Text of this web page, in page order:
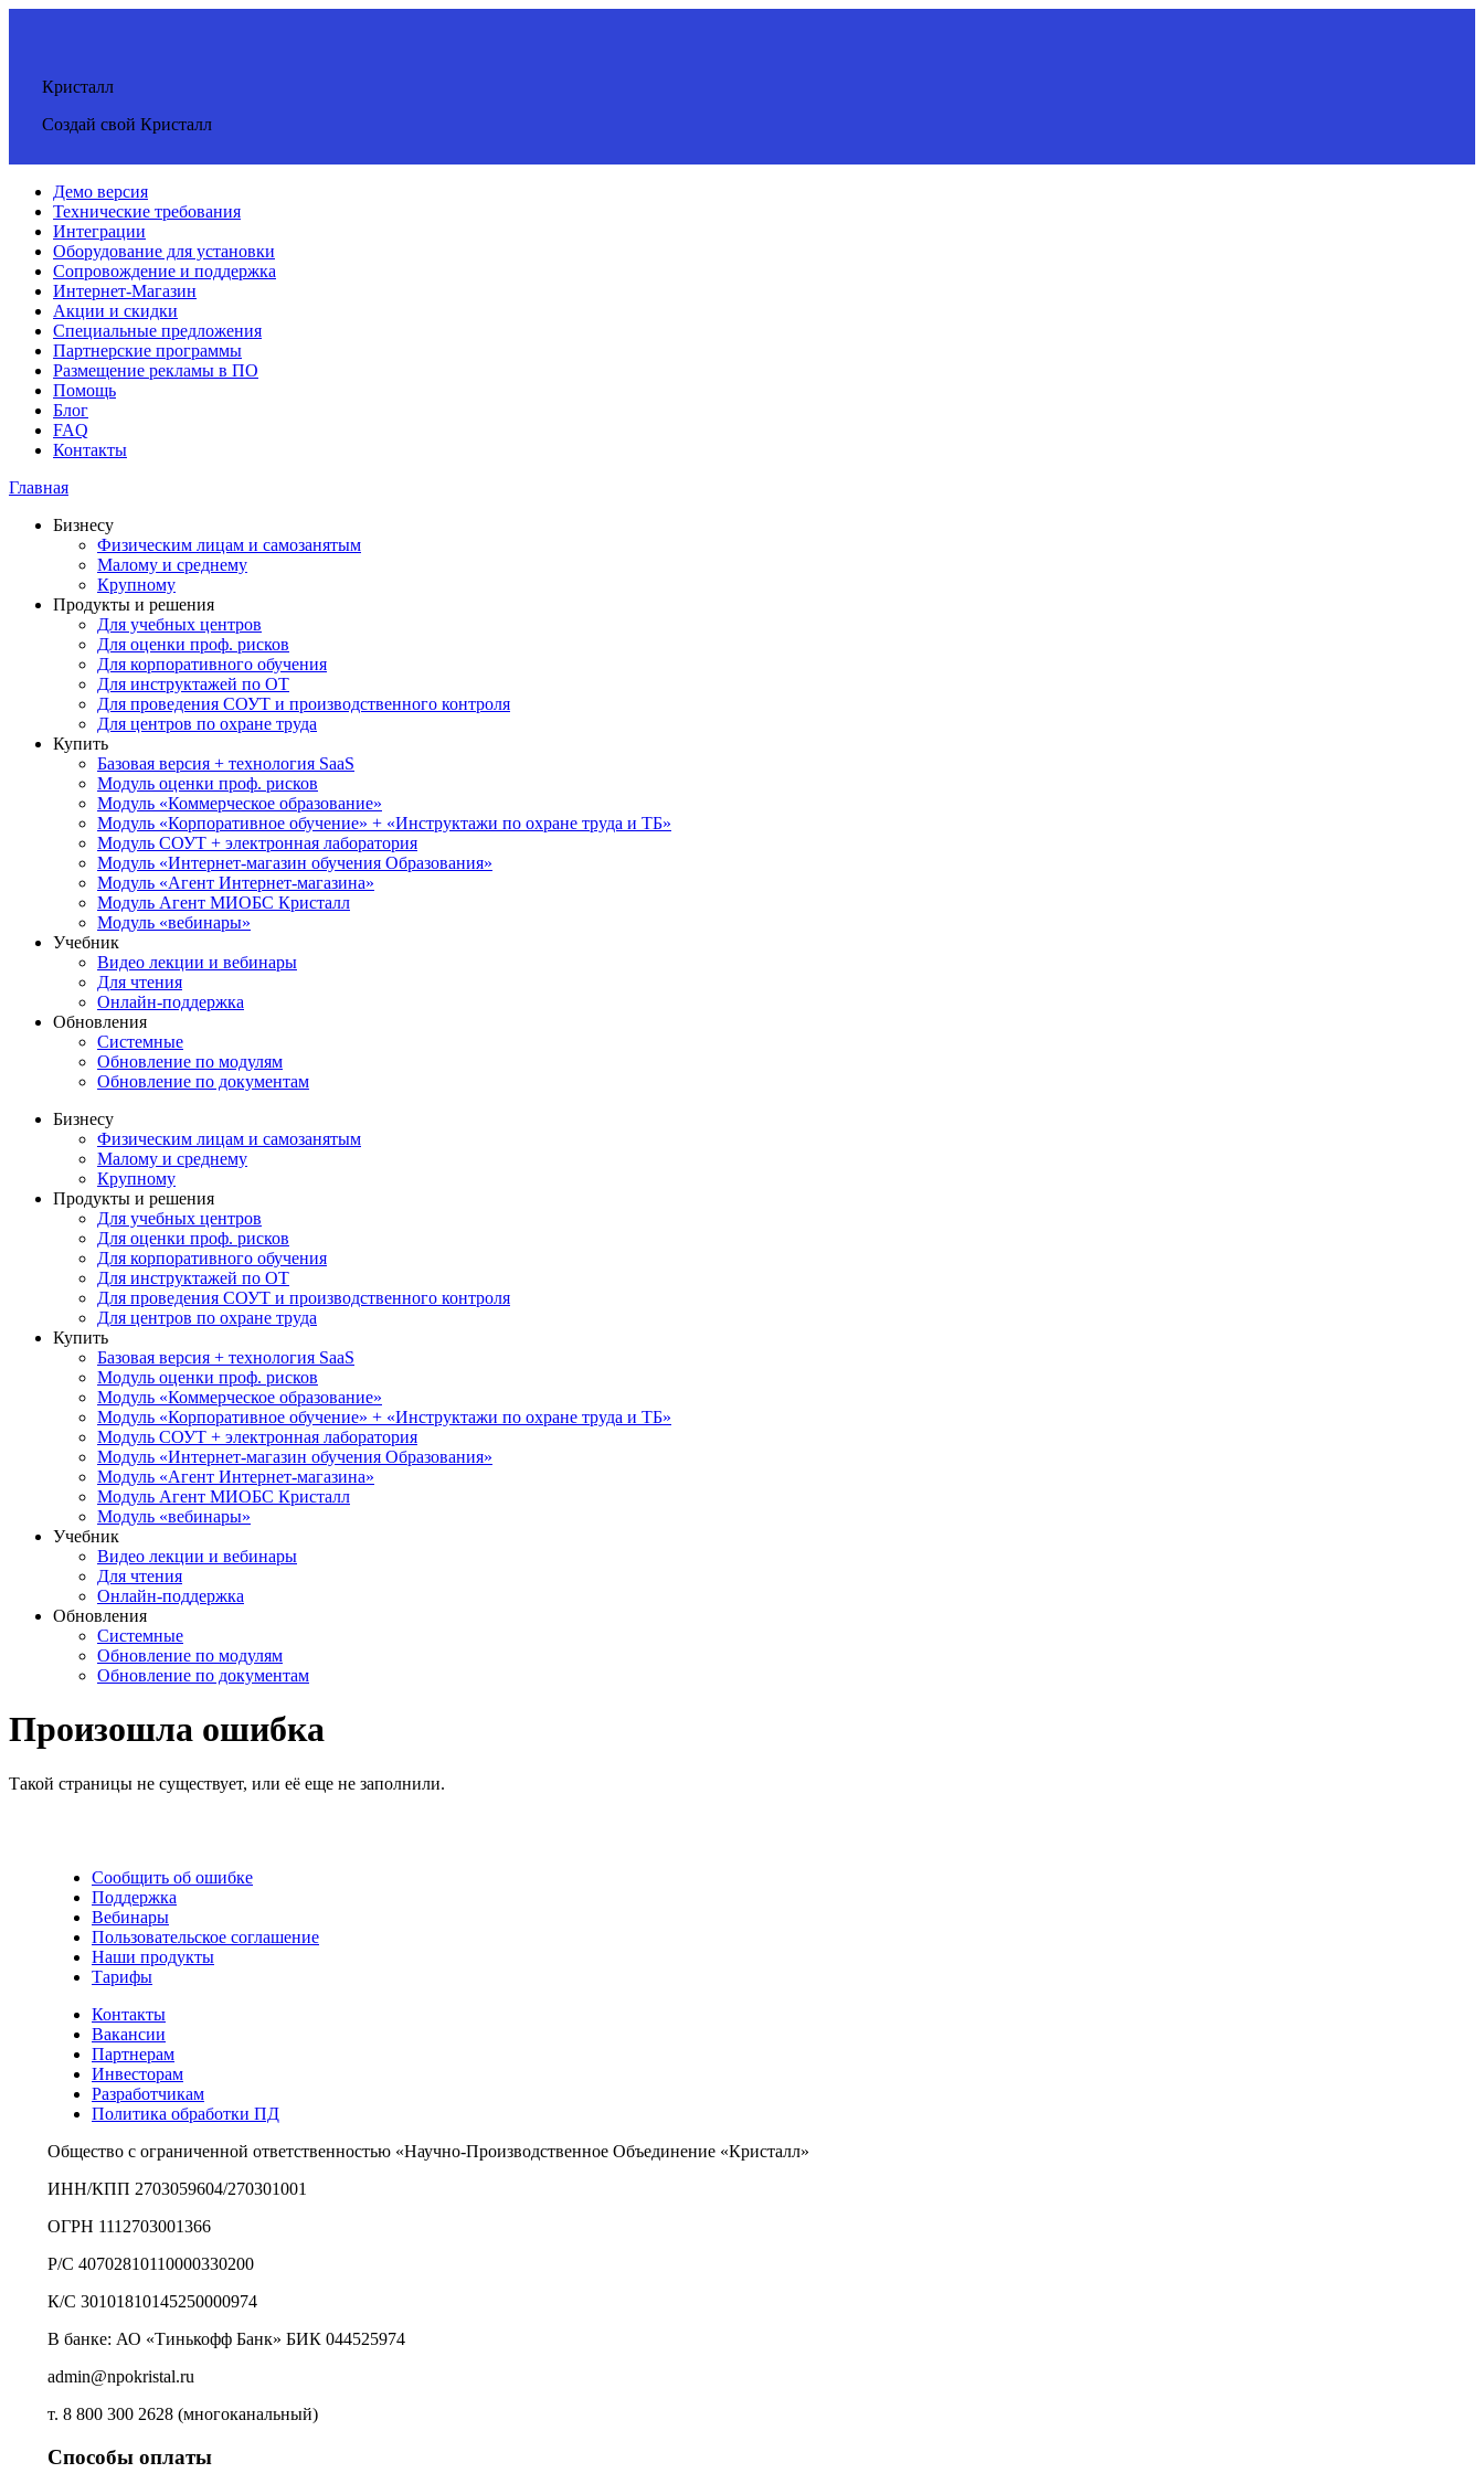
Кристалл
Создай свой Кристалл
Демо версия
Технические требования
Интеграции
Оборудование для установки
Сопровождение и поддержка
Интернет-Магазин
Акции и скидки
Специальные предложения
Партнерские программы
Размещение рекламы в ПО
Помощь
Блог
FAQ
Контакты
Главная
Бизнесу
Физическим лицам и самозанятым
Малому и среднему
Крупному
Продукты и решения
Для учебных центров
Для оценки проф. рисков
Для корпоративного обучения
Для инструктажей по ОТ
Для проведения СОУТ и производственного контроля
Для центров по охране труда
Купить
Базовая версия + технология SaaS
Модуль оценки проф. рисков
Модуль «Коммерческое образование»
Модуль «Корпоративное обучение» + «Инструктажи по охране труда и ТБ»
Модуль СОУТ + электронная лаборатория
Модуль «Интернет-магазин обучения Образования»
Модуль «Агент Интернет-магазина»
Модуль Агент МИОБС Кристалл
Модуль «вебинары»
Учебник
Видео лекции и вебинары
Для чтения
Онлайн-поддержка
Обновления
Системные
Обновление по модулям
Обновление по документам
Бизнесу
Физическим лицам и самозанятым
Малому и среднему
Крупному
Продукты и решения
Для учебных центров
Для оценки проф. рисков
Для корпоративного обучения
Для инструктажей по ОТ
Для проведения СОУТ и производственного контроля
Для центров по охране труда
Купить
Базовая версия + технология SaaS
Модуль оценки проф. рисков
Модуль «Коммерческое образование»
Модуль «Корпоративное обучение» + «Инструктажи по охране труда и ТБ»
Модуль СОУТ + электронная лаборатория
Модуль «Интернет-магазин обучения Образования»
Модуль «Агент Интернет-магазина»
Модуль Агент МИОБС Кристалл
Модуль «вебинары»
Учебник
Видео лекции и вебинары
Для чтения
Онлайн-поддержка
Обновления
Системные
Обновление по модулям
Обновление по документам
Произошла ошибка
Такой страницы не существует, или её еще не заполнили.
Сообщить об ошибке
Поддержка
Вебинары
Пользовательское соглашение
Наши продукты
Тарифы
Контакты
Вакансии
Партнерам
Инвесторам
Разработчикам
Политика обработки ПД
Общество с ограниченной ответственностью «Научно-Производственное Объединение «Кристалл»
ИНН/КПП 2703059604/270301001
ОГРН 1112703001366
Р/С 40702810110000330200
К/С 30101810145250000974
В банке: АО «Тинькофф Банк» БИК 044525974
admin@npokristal.ru
т. 8 800 300 2628 (многоканальный)
Способы оплаты